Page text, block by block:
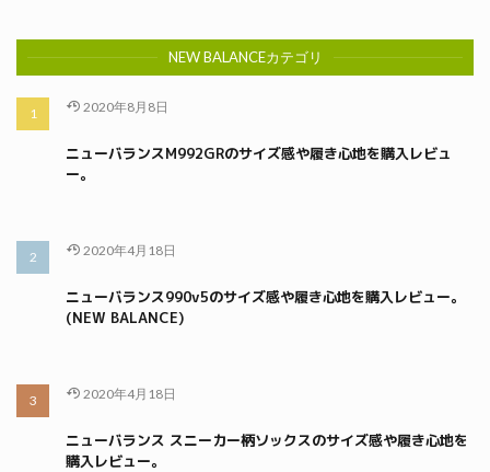
NEW BALANCEカテゴリ
2020年8月8日
ニューバランスM992GRのサイズ感や履き心地を購入レビュ
ー。
2020年4月18日
ニューバランス990v5のサイズ感や履き心地を購入レビュー。
(NEW BALANCE)
2020年4月18日
ニューバランス スニーカー柄ソックスのサイズ感や履き心地を
購入レビュー。